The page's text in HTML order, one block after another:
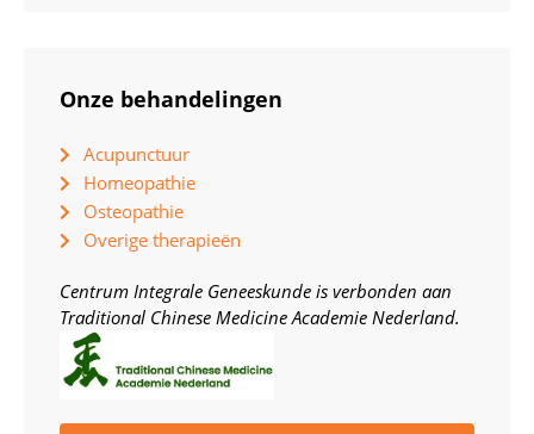
Onze behandelingen
Acupunctuur
Homeopathie
Osteopathie
Overige therapieën
Centrum Integrale Geneeskunde is verbonden aan
Traditional Chinese Medicine Academie Nederland.